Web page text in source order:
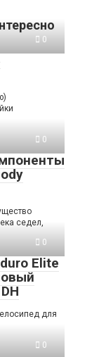
0
0
седел,
0
Elite
для
0